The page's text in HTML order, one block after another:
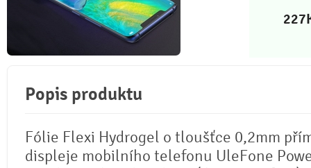
227
Popis produktu
Fólie Flexi Hydrogel o tloušťce 0,2mm
displeje mobilního telefonu UleFone